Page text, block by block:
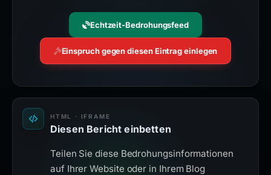
Echtzeit-Bedrohungsfeed
Einspruch gegen diesen Eintrag einlegen
HTML · IFRAME
Diesen Bericht einbetten
Teilen Sie diese Bedrohungsinformationen
auf Ihrer Website oder in Ihrem Blog